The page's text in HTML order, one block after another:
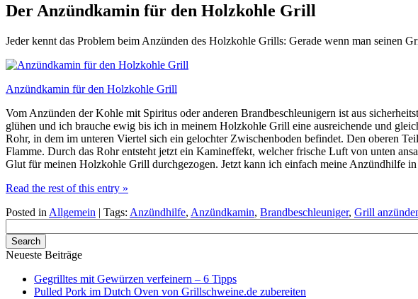
Der Anzündkamin für den Holzkohle Grill
Jeder kennt das Problem beim Anzünden des Holzkohle Grills: Gerade wenn man seinen
Anzündkamin für den Holzkohle Grill
Vom Anzünden der Kohle mit Spiritus oder anderen Brandbeschleunigern ist aus
glühen und ich brauche ewig bis ich in meinem Holzkohle Grill eine ausreichende und
Rohr, in dem im unteren Viertel sich ein gelochter Zwischenboden befindet. Den oberen
Flamme. Durch das Rohr entsteht jetzt ein Kamineffekt, welcher frische Luft von unten
Glut für meinen Holzkohle Grill durchgezogen. Jetzt kann ich einfach meine Anzündhilfe
Read the rest of this entry »
Posted in Allgemein | Tags: Anzündhilfe, Anzündkamin, Brandbeschleuniger, Grill
Neueste Beiträge
Gegrilltes mit Gewürzen verfeinern – 6 Tipps
Pulled Pork im Dutch Oven von Grillschweine.de zubereiten